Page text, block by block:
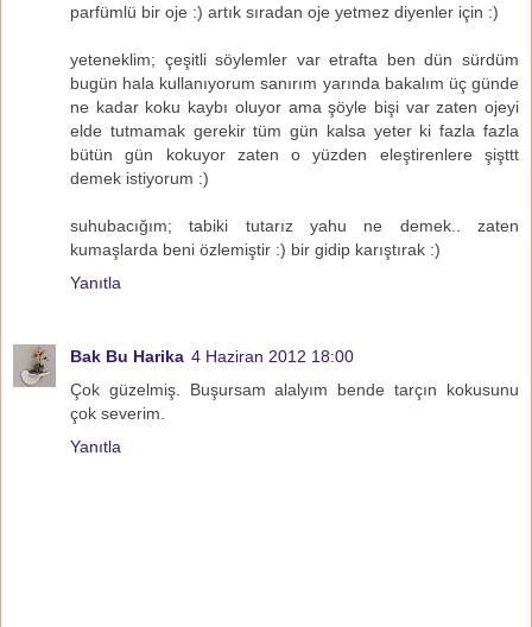
parfümlü bir oje :) artık sıradan oje yetmez diyenler için :)
yeteneklim; çeşitli söylemler var etrafta ben dün sürdüm
bugün hala kullanıyorum sanırım yarında bakalım üç günde
ne kadar koku kaybı oluyor ama şöyle bişi var zaten ojeyi
elde tutmamak gerekir tüm gün kalsa yeter ki fazla fazla
bütün gün kokuyor zaten o yüzden eleştirenlere şişttt
demek istiyorum :)
suhubacığım; tabiki tutarız yahu ne demek.. zaten
kumaşlarda beni özlemiştir :) bir gidip karıştırak :)
Yanıtla
Bak Bu Harika 4 Haziran 2012 18:00
Çok güzelmiş. Buşursam alalyım bende tarçın kokusunu
çok severim.
Yanıtla